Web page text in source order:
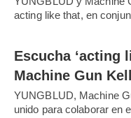
acting like that, en
Escucha ‘acting
Machine Gun
YUNGBLUD, Machine
unido para colaborar en